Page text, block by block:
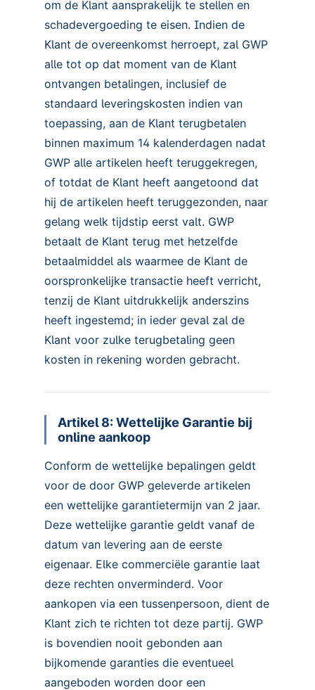
om de Klant aansprakelijk te stellen en
schadevergoeding te eisen. Indien de
Klant de overeenkomst herroept, zal GWP
alle tot op dat moment van de Klant
ontvangen betalingen, inclusief de
standaard leveringskosten indien van
toepassing, aan de Klant terugbetalen
binnen maximum 14 kalenderdagen nadat
GWP alle artikelen heeft teruggekregen,
of totdat de Klant heeft aangetoond dat
hij de artikelen heeft teruggezonden, naar
gelang welk tijdstip eerst valt. GWP
betaalt de Klant terug met hetzelfde
betaalmiddel als waarmee de Klant de
oorspronkelijke transactie heeft verricht,
tenzij de Klant uitdrukkelijk anderszins
heeft ingestemd; in ieder geval zal de
Klant voor zulke terugbetaling geen
kosten in rekening worden gebracht.
Artikel 8: Wettelijke Garantie bij
online aankoop
Conform de wettelijke bepalingen geldt
voor de door GWP geleverde artikelen
een wettelijke garantietermijn van 2 jaar.
Deze wettelijke garantie geldt vanaf de
datum van levering aan de eerste
eigenaar. Elke commerciële garantie laat
deze rechten onverminderd. Voor
aankopen via een tussenpersoon, dient de
Klant zich te richten tot deze partij. GWP
is bovendien nooit gebonden aan
bijkomende garanties die eventueel
aangeboden worden door een